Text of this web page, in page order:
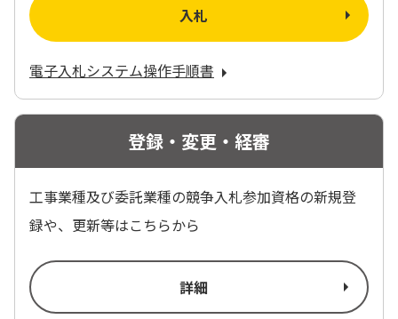
入札
電子入札システム操作手順書
登録・変更・経審
工事業種及び委託業種の競争入札参加資格の新規登
録や、更新等はこちらから
詳細